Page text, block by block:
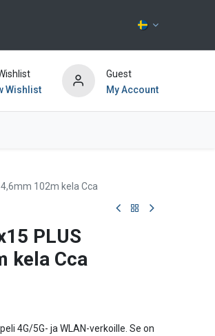
Wishlist
Guest
My Account
102m kela Cca
PLUS
kela Cca
4G/5G- ja WLAN-verkoille. Se on